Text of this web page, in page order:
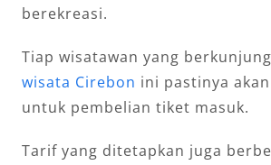
berekreasi.
Tiap wisatawan yang
wisata Cirebon ini pastinya
untuk pembelian tiket masuk.
Tarif yang ditetapkan juga